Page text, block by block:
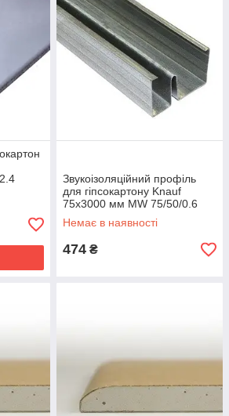
Звукоізоляційний профіль
для гіпсокартону Knauf
75х3000 мм MW 75/50/0.6
Немає в наявності
474 ₴